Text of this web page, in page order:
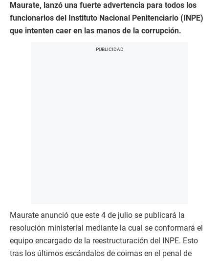
Maurate, lanzó una fuerte advertencia para todos los
funcionarios del Instituto Nacional Penitenciario (INPE)
que intenten caer en las manos de la corrupción.
Maurate anunció que este 4 de julio se publicará la
resolución ministerial mediante la cual se conformará el
equipo encargado de la reestructuración del INPE. Esto
tras los últimos escándalos de coimas en el penal de